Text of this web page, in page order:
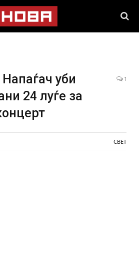
уби
24 луѓе за
1
СВЕТ